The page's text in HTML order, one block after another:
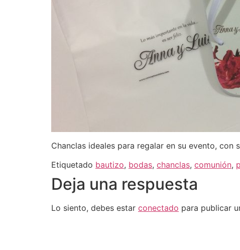
Chanclas ideales para regalar en su evento,
Etiquetado bautizo, bodas, chanclas, comunión,
Deja una respuesta
Lo siento, debes estar conectado para publicar